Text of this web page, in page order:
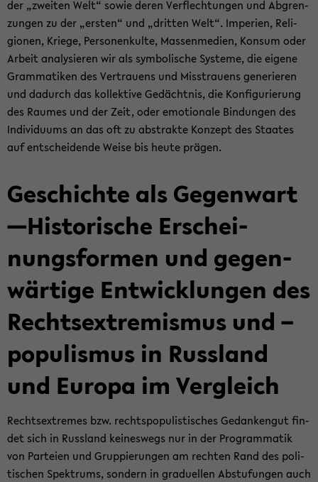
der „zwei­ten Welt“ sowie deren Ver­flech­tun­gen und Ab­gren­
zun­gen zu der „ers­ten“ und „drit­ten Welt“. Im­pe­ri­en, Re­li­
gio­nen, Krie­ge, Per­so­nen­kul­te, Mas­sen­me­di­en, Kon­sum oder
Ar­beit ana­ly­sie­ren wir als sym­bo­li­sche Sys­te­me, die ei­ge­ne
Gram­ma­ti­ken des Ver­trau­ens und Miss­trau­ens ge­ne­rie­ren
und da­durch das kol­lek­ti­ve Ge­dächt­nis, die Kon­fi­gu­rie­rung
des Rau­mes und der Zeit, oder emo­tio­na­le Bin­dun­gen des
In­di­vi­du­ums an das oft zu abs­trak­te Kon­zept des Staa­tes
auf ent­schei­den­de Weise bis heute prä­gen.
Ge­schich­te als Ge­gen­wart
—His­to­ri­sche Er­schei­
nungs­for­men und ge­gen­
wär­ti­ge Ent­wick­lun­gen des
Rechts­ex­tre­mis­mus und –
po­pu­lis­mus in Russ­land
und Eu­ro­pa im Ver­gleich
Rechts­ex­tre­mes bzw. rechts­po­pu­lis­ti­sches Ge­dan­ken­gut fin­
det sich in Russ­land kei­nes­wegs nur in der Pro­gram­ma­tik
von Par­tei­en und Grup­pie­run­gen am rech­ten Rand des po­li­
ti­schen Spek­trums, son­dern in gra­du­el­len Ab­stu­fun­gen auch